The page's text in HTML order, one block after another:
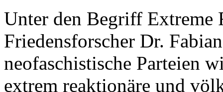
Unter den Begriff Extreme
Friedensforscher Dr.
neofaschistische Parteien
extrem reaktionäre und